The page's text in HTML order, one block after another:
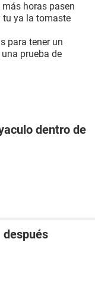
horas pasen
tu ya la tomaste
para tener un
prueba de
dentro de